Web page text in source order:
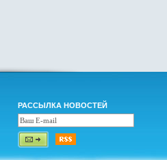
РАССЫЛКА НОВОСТЕЙ